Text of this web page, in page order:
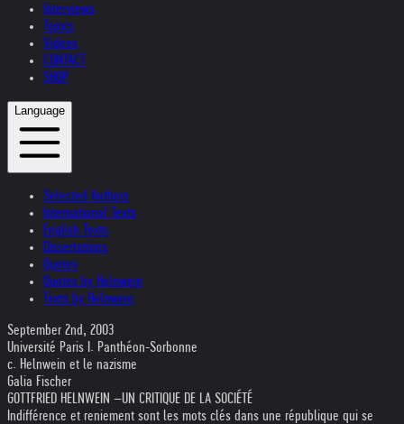
Interviews
Topics
Videos
CONTACT
SHOP
Language
Selected Authors
International Texts
English Texts
Dissertations
Quotes
Quotes by Helnwein
Texts by Helnwein
September 2nd, 2003
Université Paris I. Panthéon-Sorbonne
c. Helnwein et le nazisme
Galia Fischer
GOTTFRIED HELNWEIN –UN CRITIQUE DE LA SOCIÉTÉ
Indifférence et reniement sont les mots clés dans une république qui se